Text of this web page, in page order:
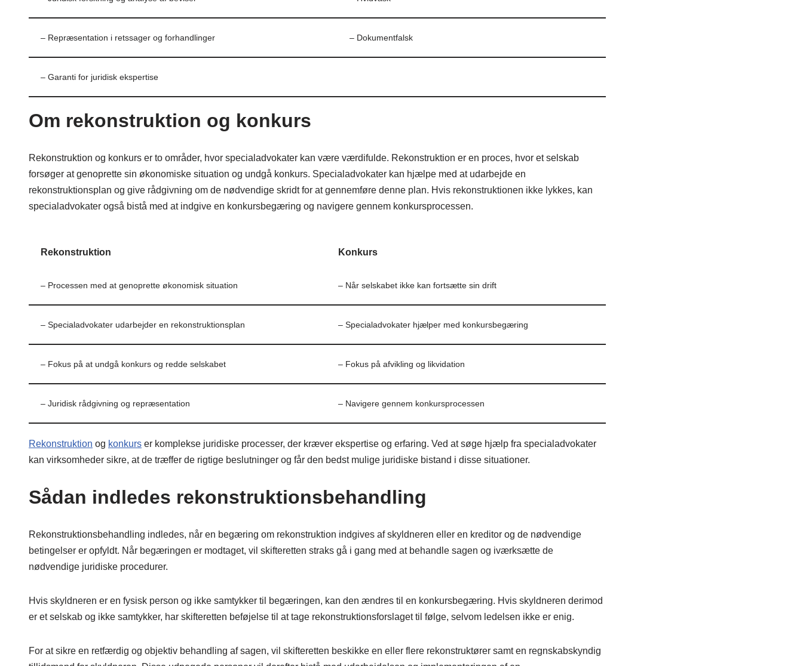
– Repræsentation i retssager og forhandlinger – Dokumentfalsk
– Garanti for juridisk ekspertise
Om rekonstruktion og konkurs
Rekonstruktion og konkurs er to områder, hvor specialadvokater kan være værdifulde. Rekonstruktion er en proces, hvor et selskab
forsøger at genoprette sin økonomiske situation og undgå konkurs. Specialadvokater kan hjælpe med at udarbejde en
rekonstruktionsplan og give rådgivning om de nødvendige skridt for at gennemføre denne plan. Hvis rekonstruktionen ikke lykkes, kan
specialadvokater også bistå med at indgive en konkursbegæring og navigere gennem konkursprocessen.
Rekonstruktion Konkurs
– Processen med at genoprette økonomisk situation – Når selskabet ikke kan fortsætte sin drift
– Specialadvokater udarbejder en rekonstruktionsplan – Specialadvokater hjælper med konkursbegæring
– Fokus på at undgå konkurs og redde selskabet – Fokus på afvikling og likvidation
– Juridisk rådgivning og repræsentation – Navigere gennem konkursprocessen
Rekonstruktion og konkurs er komplekse juridiske processer, der kræver ekspertise og erfaring. Ved at søge hjælp fra specialadvokater
kan virksomheder sikre, at de træffer de rigtige beslutninger og får den bedst mulige juridiske bistand i disse situationer.
Sådan indledes rekonstruktionsbehandling
Rekonstruktionsbehandling indledes, når en begæring om rekonstruktion indgives af skyldneren eller en kreditor og de nødvendige
betingelser er opfyldt. Når begæringen er modtaget, vil skifteretten straks gå i gang med at behandle sagen og iværksætte de
nødvendige juridiske procedurer.
Hvis skyldneren er en fysisk person og ikke samtykker til begæringen, kan den ændres til en konkursbegæring. Hvis skyldneren derimod
er et selskab og ikke samtykker, har skifteretten beføjelse til at tage rekonstruktionsforslaget til følge, selvom ledelsen ikke er enig.
For at sikre en retfærdig og objektiv behandling af sagen, vil skifteretten beskikke en eller flere rekonstruktører samt en regnskabskyndig